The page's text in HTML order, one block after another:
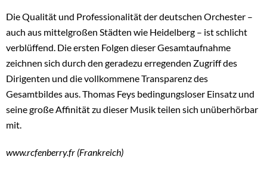
Die Qualität und Professionalität der deutschen Orchester –
auch aus mittelgroßen Städten wie Heidelberg – ist schlicht
verblüffend. Die ersten Folgen dieser Gesamtaufnahme
zeichnen sich durch den geradezu erregenden Zugriff des
Dirigenten und die vollkommene Transparenz des
Gesamtbildes aus. Thomas Feys bedingungsloser Einsatz und
seine große Affinität zu dieser Musik teilen sich unüberhörbar
mit.
www.rcfenberry.fr (Frankreich)